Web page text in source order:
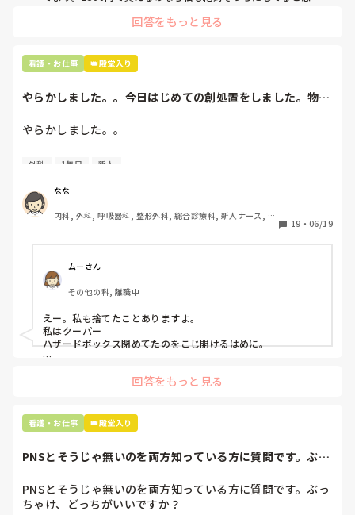
回答をもっと見る
看護・お仕事 👑殿堂入り
やらかしました。。今日はじめての創処置をしました。物品
やらかしました。。
今日はじめての創処置をしました。
ゴミと一緒に、ノリで鑷子達を捨てました。。
患者に使用した物品は使い捨て、という認識が頭の中にあっ
て…。
プリセプターに
「普通鑷子捨てる！？明らかに使い捨てて良いような安物じ
ゃないよね？」
「そんなミスした新人、あなたが初めてだよ」
と言われました。。
たしかに、よくよく考えてみれば
手術室で使った物品も全部滅菌して使いまわすし、
なんで頭回らなかったんだろう😭
市長さんは、
患者さんに迷惑かけたわけじゃないから大丈夫、
自分が情けなくて情けなくて😭
こんなバカな私をせめて笑い飛ばしてください笑
外科 1年目 新人
なな
内科, 外科, 呼吸器科, 整形外科, 総合診療科, 新人ナース, 脳
19 ・ 06/19
ムーさん
その他の科, 離職中
えー。私も捨てたことありますよ。
私はクーパー
ハザードボックス閉めてたのをこじ開けるはめに。
に出しちゃったり。(これは問題か💦)
回答をもっと見る
看護・お仕事 👑殿堂入り
PNSとそうじゃ無いのを両方知っている方に質問です。ぶっ
PNSとそうじゃ無いのを両方知っている方に質問です。ぶっ
ちゃけ、どっちがいいですか？